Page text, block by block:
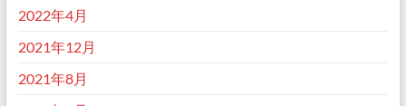
2022年4月
2021年12月
2021年8月